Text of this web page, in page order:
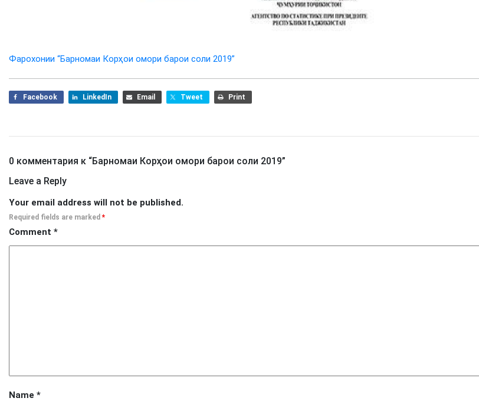
Фарохонии “Барномаи Корҳои омори барои соли 2019”
Facebook LinkedIn Email Tweet Print
0 комментария к “Барномаи Корҳои омори барои соли 2019”
Leave a Reply
Your email address will not be published.
Required fields are marked *
Comment *
Name *